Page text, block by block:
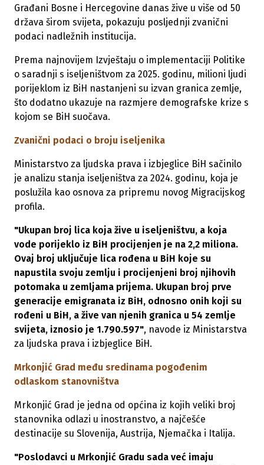
Građani Bosne i Hercegovine danas žive u više od 50
država širom svijeta, pokazuju posljednji zvanični
podaci nadležnih institucija.
Prema najnovijem Izvještaju o implementaciji Politike
o saradnji s iseljeništvom za 2025. godinu, milioni ljudi
porijeklom iz BiH nastanjeni su izvan granica zemlje,
što dodatno ukazuje na razmjere demografske krize s
kojom se BiH suočava.
Zvanični podaci o broju iseljenika
Ministarstvo za ljudska prava i izbjeglice BiH sačinilo
je analizu stanja iseljeništva za 2024. godinu, koja je
poslužila kao osnova za pripremu novog Migracijskog
profila.
"Ukupan broj lica koja žive u iseljeništvu, a koja
vode porijeklo iz BiH procijenjen je na 2,2 miliona.
Ovaj broj uključuje lica rođena u BiH koje su
napustila svoju zemlju i procijenjeni broj njihovih
potomaka u zemljama prijema. Ukupan broj prve
generacije emigranata iz BiH, odnosno onih koji su
rođeni u BiH, a žive van njenih granica u 54 zemlje
svijeta, iznosio je 1.790.597", navode iz Ministarstva
za ljudska prava i izbjeglice BiH.
Mrkonjić Grad među sredinama pogođenim
odlaskom stanovništva
Mrkonjić Grad je jedna od općina iz kojih veliki broj
stanovnika odlazi u inostranstvo, a najčešće
destinacije su Slovenija, Austrija, Njemačka i Italija.
"Poslodavci u Mrkonjić Gradu sada već imaju